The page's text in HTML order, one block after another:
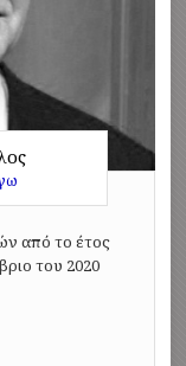
από το έτος
του 2020